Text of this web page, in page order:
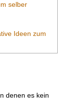
selber
Ideen zum
denen es kein